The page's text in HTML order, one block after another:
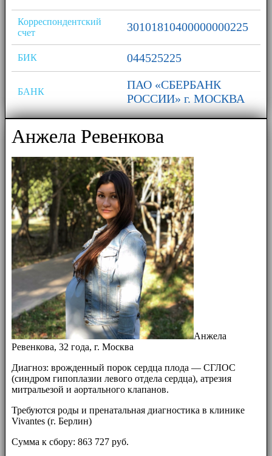
Корреспондентский
счет
30101810400000000225
БИК 044525225
БАНК
ПАО «СБЕРБАНК
РОССИИ» г. МОСКВА
Анжела Ревенкова
Анжела
Ревенкова, 32 года, г. Москва
Диагноз: врожденный порок сердца плода — СГЛОС
(синдром гипоплазии левого отдела сердца), атрезия
митральезой и аортального клапанов.
Требуются роды и пренатальная диагностика в клинике
Vivantes (г. Берлин)
Сумма к сбору: 863 727 руб.